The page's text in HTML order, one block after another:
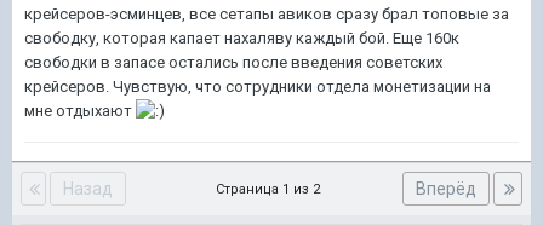
крейсеров-эсминцев, все сетапы авиков сразу брал топовые за
свободку, которая капает нахаляву каждый бой. Еще 160к
свободки в запасе остались после введения советских
крейсеров. Чувствую, что сотрудники отдела монетизации на
мне отдыхают
Назад Вперёд
Страница 1 из 2